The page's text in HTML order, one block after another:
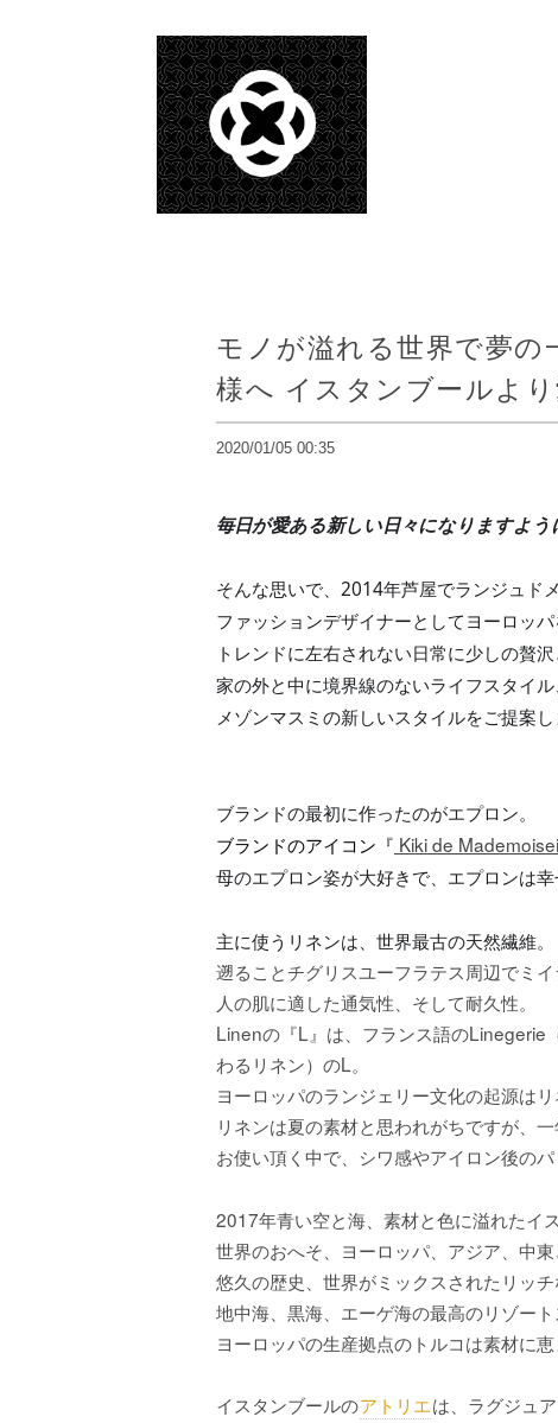
モノが溢れる世界で夢の
様へ イスタンブールよ
2020/01/05 00:35
毎日が愛ある新しい日々になりますよう
そんな思いで、2014年芦屋でランジュド
ファッションデザイナーとしてヨーロッ
トレンドに左右されない日常に少しの贅
家の外と中に境界線のないライフスタイ
メゾンマスミの新しいスタイルをご提案し
ブランドの最初に作ったのがエプロン。
ブランドのアイコン『 Kiki de
母のエプロン姿が大好きで、エプロンは幸
主に使うリネンは、世界最古の天然繊維。
遡ることチグリスユーフラテス周辺でミイ
人の肌に適した通気性、そして耐久性。
Linenの『L』は、フランス語のLinegerie
わるリネン）のL。
ヨーロッパのランジェリー文化の起源はリ
リネンは夏の素材と思われがちですが、
お使い頂く中で、シワ感やアイロン後の
2017年青い空と海、素材と色に溢れたイ
世界のおへそ、ヨーロッパ、アジア、中東
悠久の歴史、世界がミックスされたリッチ
地中海、黒海、エーゲ海の最高のリゾート
ヨーロッパの生産拠点のトルコは素材に恵
イスタンブールのアトリエは、ラグジュ